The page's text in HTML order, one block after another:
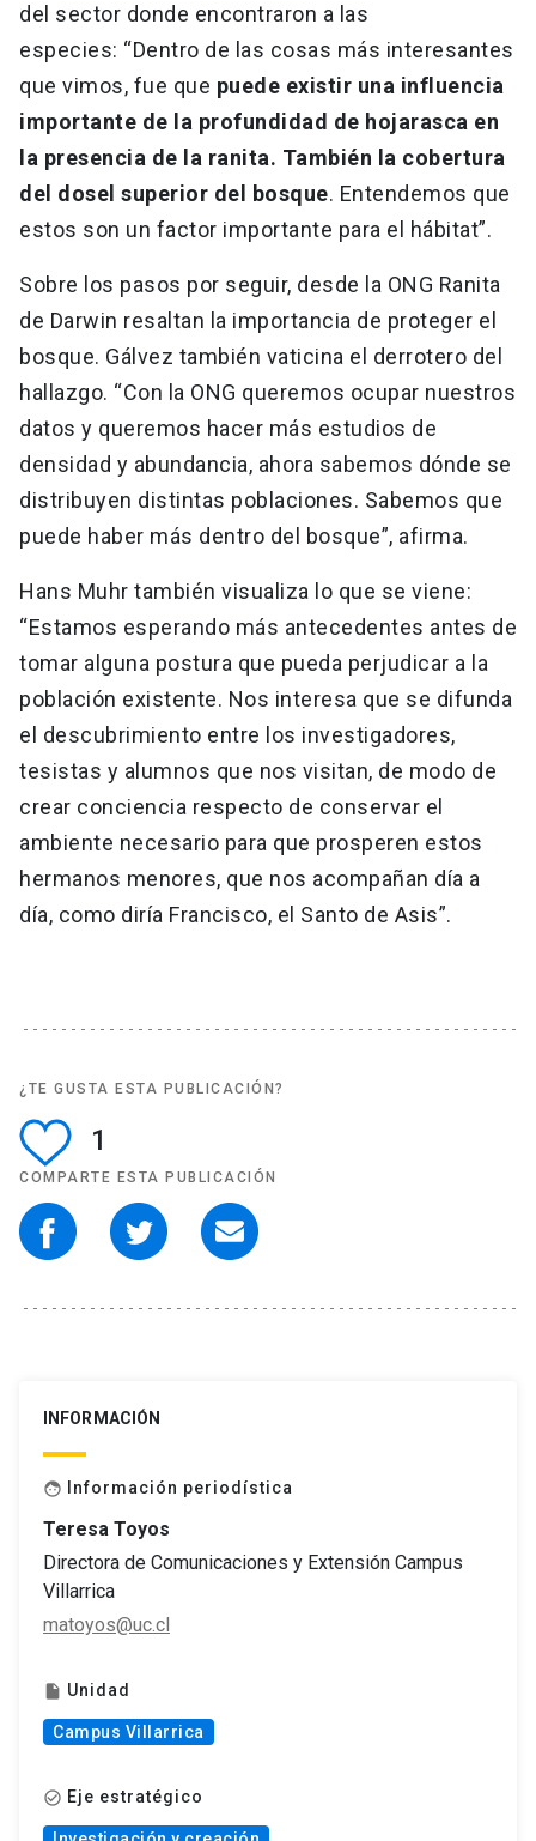
del sector donde encontraron a las
especies: “Dentro de las cosas más interesantes
que vimos, fue que puede existir una influencia
importante de la profundidad de hojarasca en
la presencia de la ranita. También la cobertura
del dosel superior del bosque. Entendemos que
estos son un factor importante para el hábitat”.
Sobre los pasos por seguir, desde la ONG Ranita
de Darwin resaltan la importancia de proteger el
bosque. Gálvez también vaticina el derrotero del
hallazgo. “Con la ONG queremos ocupar nuestros
datos y queremos hacer más estudios de
densidad y abundancia, ahora sabemos dónde se
distribuyen distintas poblaciones. Sabemos que
puede haber más dentro del bosque”, afirma.
Hans Muhr también visualiza lo que se viene:
“Estamos esperando más antecedentes antes de
tomar alguna postura que pueda perjudicar a la
población existente. Nos interesa que se difunda
el descubrimiento entre los investigadores,
tesistas y alumnos que nos visitan, de modo de
crear conciencia respecto de conservar el
ambiente necesario para que prosperen estos
hermanos menores, que nos acompañan día a
día, como diría Francisco, el Santo de Asis”.
¿TE GUSTA ESTA PUBLICACIÓN?
1
COMPARTE ESTA PUBLICACIÓN
INFORMACIÓN
face Información periodística
Teresa Toyos
Directora de Comunicaciones y Extensión Campus
Villarrica
matoyos@uc.cl
insert_drive_file Unidad
Campus Villarrica
check_circle_outline Eje estratégico